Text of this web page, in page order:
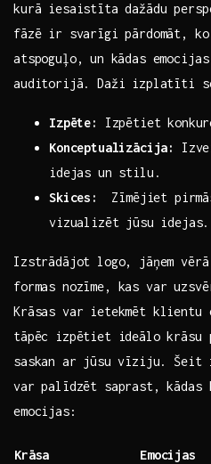
kurā iesaistīta dažādu
fāzē ir svarīgi pārdomāt,
atspoguļo, un⁤ kādas
auditorijā. Daži izplatīti
Izpēte:
Izpētiet
Konceptualizācija:
idejas un stilu.
Skices:
Zīmējiet
vizualizēt jūsu ‌idejas.
Izstrādājot logo, jāņem
formas nozīme, ​kas var
‌Krāsas var ietekmēt klientu‍
tāpēc izpētiet ideālo krāsu
saskan ⁢ar ​jūsu vīziju. Šeit
var palīdzēt saprast, kādas
emocijas:
Krāsa Emocijas